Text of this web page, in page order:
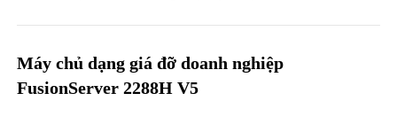
Máy chủ dạng giá đỡ doanh nghiệp
FusionServer 2288H V5